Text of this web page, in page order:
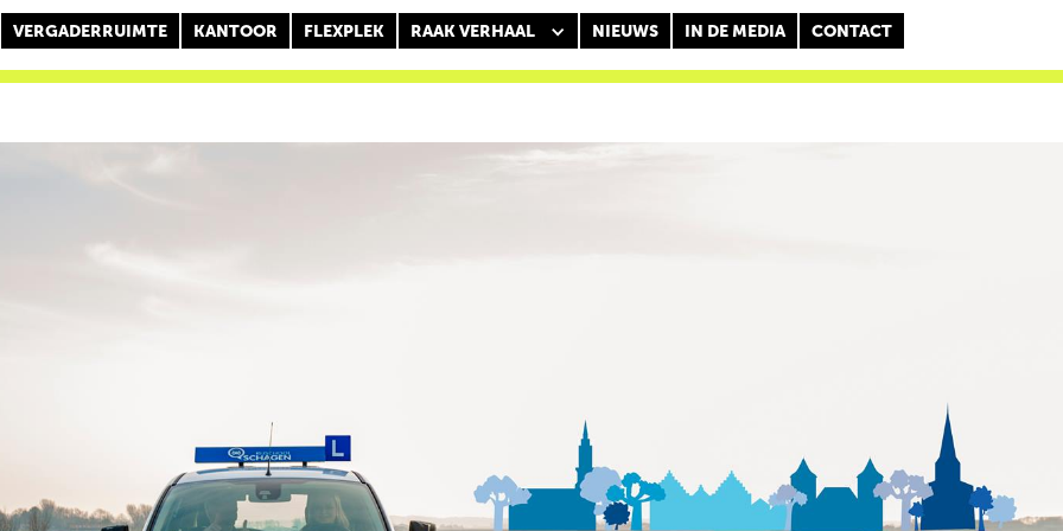
VERGADERRUIMTE KANTOOR FLEXPLEK RAAK VERHAAL NIEUWS IN DE MEDIA CONTACT